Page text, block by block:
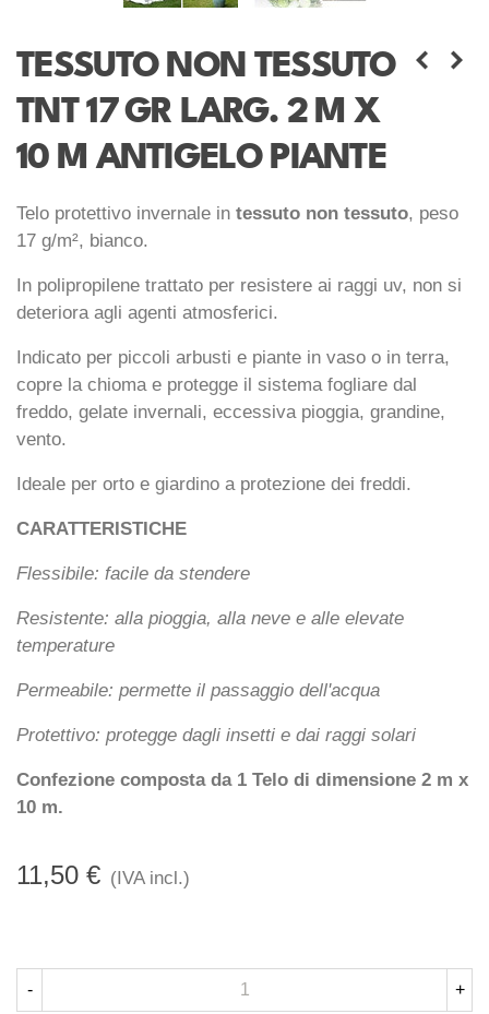
TESSUTO NON TESSUTO
TNT 17 GR LARG. 2 M X
10 M ANTIGELO PIANTE
Telo protettivo invernale in tessuto non tessuto, peso
17 g/m², bianco.
In polipropilene trattato per resistere ai raggi uv, non si
deteriora agli agenti atmosferici.
Indicato per piccoli arbusti e piante in vaso o in terra,
copre la chioma e protegge il sistema fogliare dal
freddo, gelate invernali, eccessiva pioggia, grandine,
vento.
Ideale per orto e giardino a protezione dei freddi.
CARATTERISTICHE
Flessibile: facile da stendere
Resistente: alla pioggia, alla neve e alle elevate
temperature
Permeabile: permette il passaggio dell'acqua
Protettivo: protegge dagli insetti e dai raggi solari
Confezione composta da 1 Telo di dimensione 2 m x
10 m.
11,50 € (IVA incl.)
- +